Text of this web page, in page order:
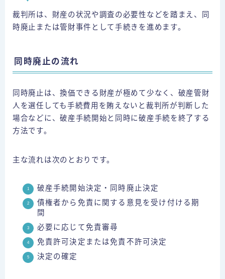
裁判所は、財産の状況や調査の必要性などを踏まえ、同
時廃止または管財事件として手続きを進めます。
同時廃止の流れ
同時廃止は、換価できる財産が極めて少なく、破産管財
人を選任しても手続費用を賄えないと裁判所が判断した
場合などに、破産手続開始と同時に破産手続を終了する
方法です。
主な流れは次のとおりです。
破産手続開始決定・同時廃止決定
債権者から免責に関する意見を受け付ける期
間
必要に応じて免責審尋
免責許可決定または免責不許可決定
決定の確定